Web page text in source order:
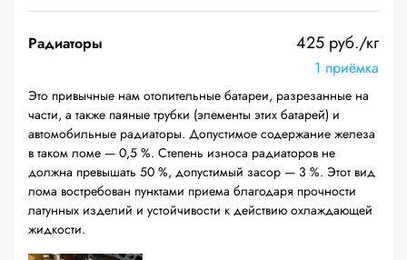
Радиаторы 425 руб./кг
1 приёмка
Это привычные нам отопительные батареи, разрезанные на
части, а также паяные трубки (элементы этих батарей) и
автомобильные радиаторы. Допустимое содержание железа
в таком ломе — 0,5 %. Степень износа радиаторов не
должна превышать 50 %, допустимый засор — 3 %. Этот вид
лома востребован пунктами приема благодаря прочности
латунных изделий и устойчивости к действию охлаждающей
жидкости.